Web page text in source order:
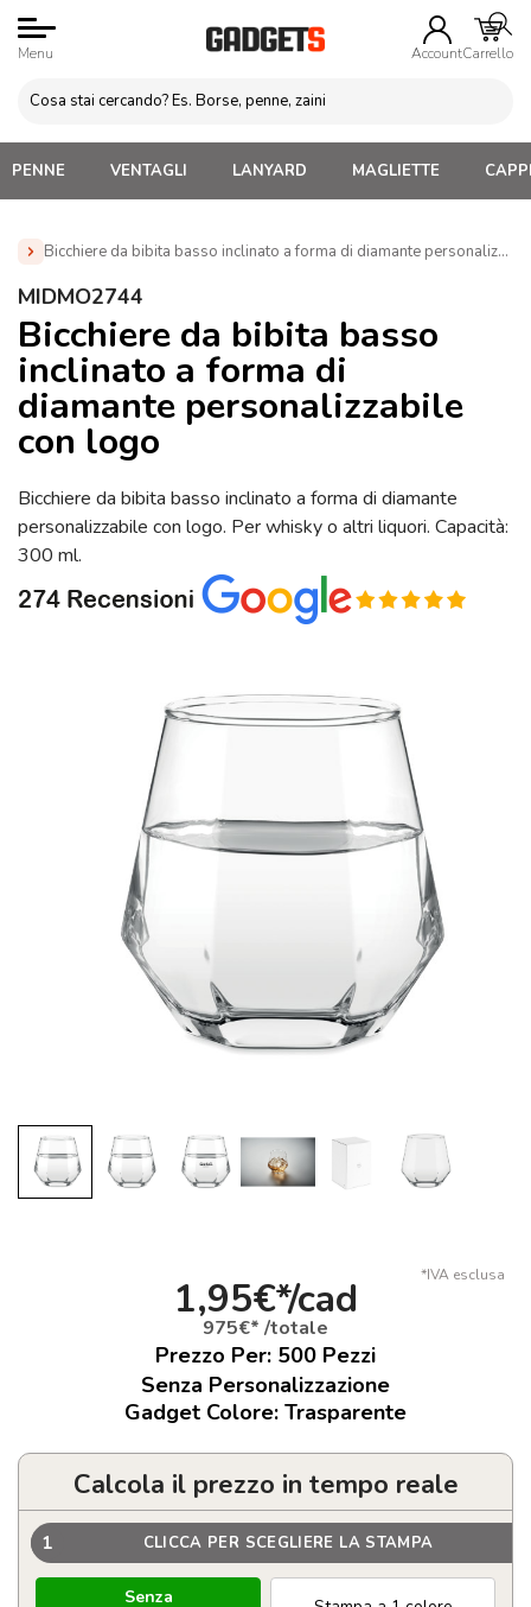
Menu AccountCarrello
PENNE VENTAGLI LANYARD MAGLIETTE
Bicchiere da bibita basso inclinato a forma di diamante
Home » Tazze e bicchieri
personalizzabile con logo (MIDMO2744)
MIDMO2744
Bicchiere da bibita basso
inclinato a forma di
diamante personalizzabile
con logo
Bicchiere da bibita basso inclinato a forma di diamante
personalizzabile con logo. Per whisky o altri liquori. Capacità:
300 ml.
*IVA esclusa
1,95€*/cad
975€* /totale
Prezzo Per: 500 Pezzi
Senza Personalizzazione
Gadget Colore: Trasparente
Calcola il prezzo in tempo reale
1 CLICCA PER SCEGLIERE LA STAMPA
Senza